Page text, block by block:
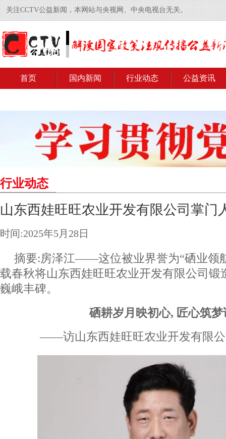
关注CCTV公益新闻，本网站与央视网、中央电视台无关。
首页 国内新闻 行业动态 公益资讯
行业动态
山东西娃旺旺农业开发有限公司掌门
时间:2025年5月28日
摘要:房泽江——这位被业界誉为“硒业领
载春秋将山东西娃旺旺农业开发有限公司锻
巍峨丰碑。
硒耕岁月映初心, 匠心筑
——访山东西娃旺旺农业开发有限